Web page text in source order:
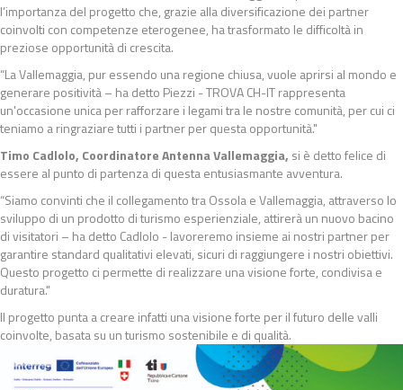
l’importanza del progetto che, grazie alla diversificazione dei partner
coinvolti con competenze eterogenee, ha trasformato le difficoltà in
preziose opportunità di crescita.
“La Vallemaggia, pur essendo una regione chiusa, vuole aprirsi al mondo e
generare positività – ha detto Piezzi - TROVA CH-IT rappresenta
un'occasione unica per rafforzare i legami tra le nostre comunità, per cui ci
teniamo a ringraziare tutti i partner per questa opportunità."
Timo Cadlolo, Coordinatore Antenna Vallemaggia, si è detto felice di
essere al punto di partenza di questa entusiasmante avventura.
“Siamo convinti che il collegamento tra Ossola e Vallemaggia, attraverso lo
sviluppo di un prodotto di turismo esperienziale, attirerà un nuovo bacino
di visitatori – ha detto Cadlolo - lavoreremo insieme ai nostri partner per
garantire standard qualitativi elevati, sicuri di raggiungere i nostri obiettivi.
Questo progetto ci permette di realizzare una visione forte, condivisa e
duratura."
Il progetto punta a creare infatti una visione forte per il futuro delle valli
coinvolte, basata su un turismo sostenibile e di qualità.